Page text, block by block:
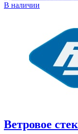
В наличии
Ветровое